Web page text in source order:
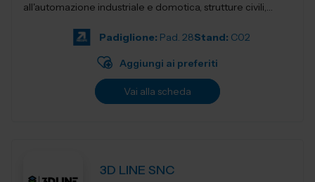
all'automazione industriale e domotica, strutture civili,
Padiglione: Pad. 28Stand: C02
Aggiungi ai preferiti
Vai alla scheda
3D LINE SNC